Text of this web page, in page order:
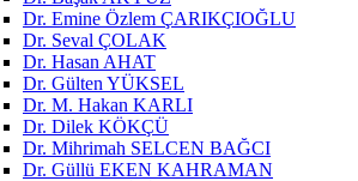
Dr. Emine Özlem ÇARIKÇIOĞLU
Dr. Seval ÇOLAK
Dr. Hasan AHAT
Dr. Gülten YÜKSEL
Dr. M. Hakan KARLI
Dr. Dilek KÖKÇÜ
Dr. Mihrimah SELCEN BAĞCI
Dr. Güllü EKEN KAHRAMAN